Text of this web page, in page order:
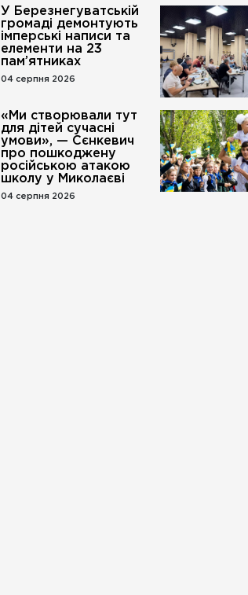
У Березнегуватській
громаді демонтують
імперські написи та
елементи на 23
пам’ятниках
04 серпня 2026
«Ми створювали тут
для дітей сучасні
умови», — Сєнкевич
про пошкоджену
російською атакою
школу у Миколаєві
04 серпня 2026